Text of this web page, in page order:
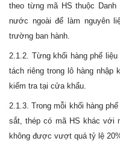
theo từng mã HS thuộc
nước ngoài để làm nguyên
trường ban hành.
2.1.2. Từng khối hàng phế
tách riêng trong lô hàng nhập
kiểm tra tại cửa khẩu.
2.1.3. Trong mỗi khối hàng
sắt, thép có mã HS khác với
không được vượt quá tỷ lệ